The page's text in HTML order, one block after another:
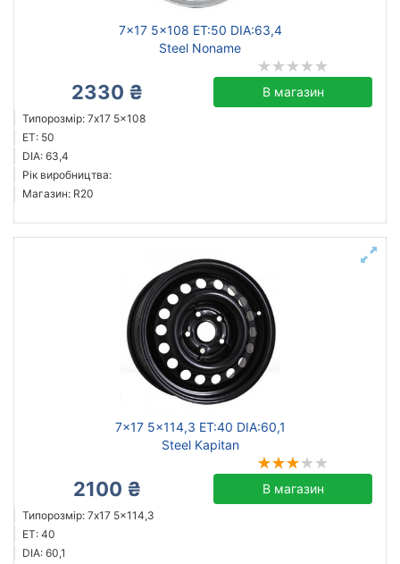
7x17 5x108 ET:50 DIA:63,4
Steel Noname
2330 ₴ В магазин
Типорозмір: 7x17 5x108
ET: 50
DIA: 63,4
Рік виробництва:
Магазин: R20
7x17 5x114,3 ET:40 DIA:60,1
Steel Kapitan
2100 ₴ В магазин
Типорозмір: 7x17 5x114,3
ET: 40
DIA: 60,1